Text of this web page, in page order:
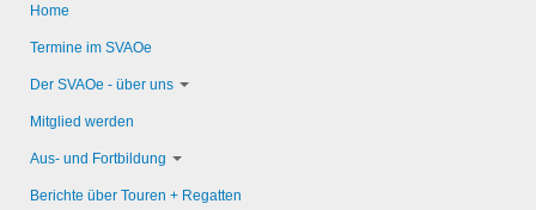
Home
Termine im SVAOe
Der SVAOe - über uns
Mitglied werden
Aus- und Fortbildung
Berichte über Touren + Regatten